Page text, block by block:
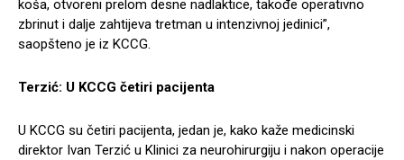
koša, otvoreni prelom desne nadlaktice, takođe operativno
zbrinut i dalje zahtijeva tretman u intenzivnoj jedinici”,
saopšteno je iz KCCG.
Terzić: U KCCG četiri pacijenta
U KCCG su četiri pacijenta, jedan je, kako kaže medicinski
direktor Ivan Terzić u Klinici za neurohirurgiju i nakon operacije